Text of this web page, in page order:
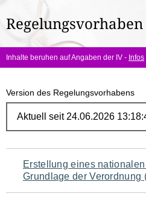
hier:
Regelungsvorhaben
Inhalte beruhen auf Angaben der IV - Infos
Version des Regelungsvorhabens
Navigation
für
Erstellung eines
Grundlage der Verordnung